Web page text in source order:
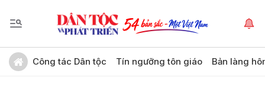
Công tác Dân tộc Tín ngưỡng tôn giáo Bản làng